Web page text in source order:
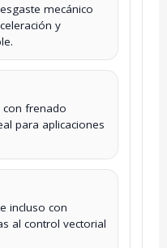
mecánico
y
con frenado
para aplicaciones
incluso con
al control vectorial